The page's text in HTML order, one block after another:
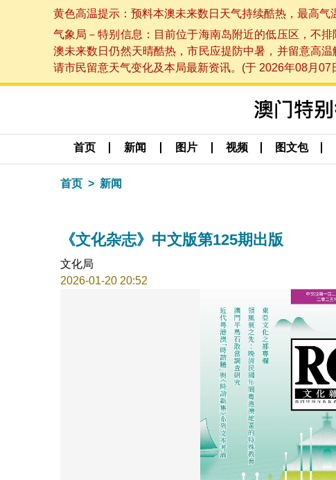
黄色高温提示：预料本澳未来数日天气持续酷热，最高
气象局－特别信息：目前位于海南岛附近的低压区，不
澳未来数日仍然天晴酷热，市民应提防中暑，并留意高
请市民留意天气变化及本局最新资讯。(于 2026年08月07
首页 新闻 图片 视频 图文包
首页 新闻
《文化杂志》中文版第125期出版
文化局
2026-01-20 20:52